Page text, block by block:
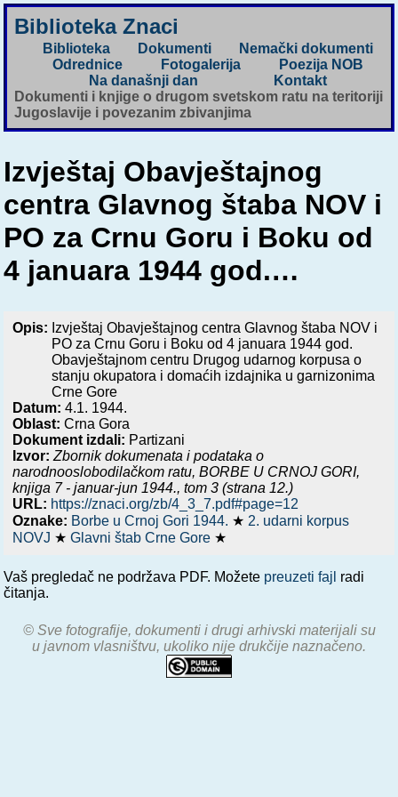
Biblioteka Znaci
Biblioteka Dokumenti
Nemački dokumenti
Odrednice
Fotogalerija
Poezija NOB
Na današnji dan
Kontakt
Dokumenti i knjige o drugom svetskom ratu na teritoriji
Jugoslavije i povezanim zbivanjima
Izvještaj Obavještajnog
centra Glavnog štaba NOV i
PO za Crnu Goru i Boku od
4 januara 1944 god.…
Opis: Izvještaj Obavještajnog centra Glavnog štaba NOV i
PO za Crnu Goru i Boku od 4 januara 1944 god.
Obavještajnom centru Drugog udarnog korpusa o
stanju okupatora i domaćih izdajnika u garnizonima
Crne Gore
Datum:4.1. 1944.
Oblast: Crna Gora
Dokument izdali: Partizani
Izvor: Zbornik dokumenata i podataka o
narodnooslobodilačkom ratu,BORBE U CRNOJ GORI,
knjiga 7 - januar-jun 1944., tom 3 (strana 12.)
URL: https://znaci.org/zb/4_3_7.pdf#page=12
Oznake: Borbe u Crnoj Gori 1944. ★ 2. udarni korpus
NOVJ ★Glavni štab Crne Gore ★
Vaš pregledač ne podržava PDF. Možete preuzeti fajl radi
čitanja.
© Sve fotografije, dokumenti i drugi arhivski materijali su
u javnom vlasništvu, ukoliko nije drukčije naznačeno.